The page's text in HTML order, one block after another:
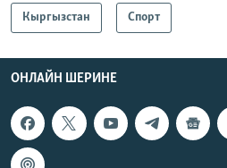
Кыргызстан Спорт
ОНЛАЙН ШЕРИНЕ